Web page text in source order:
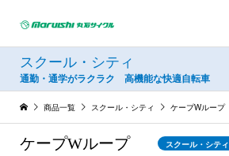
スクール・シティ
通勤・通学がラクラク 高機能な快適自転車
商品一覧 スクール・シティ ケープWループ
ケープWループ スクール・シティ